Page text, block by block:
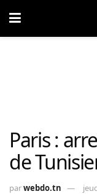
Paris :
de
parwebdo.tn